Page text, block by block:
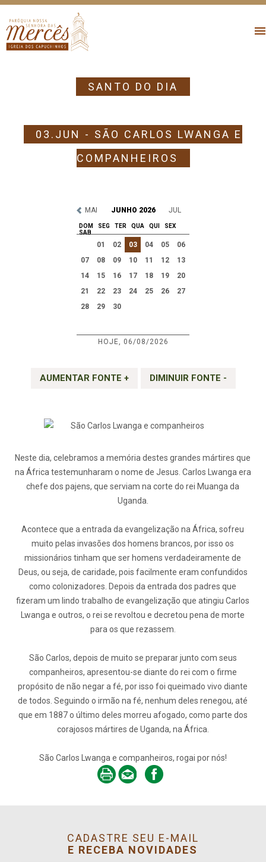
SANTO DO DIA
03.JUN - SÃO CARLOS LWANGA E
COMPANHEIROS
MAI JUNHO 2026 JUL
DOM SEG TER QUA QUI
SEX
SAB
01 02 03 04 05
06
07
08 09 10 11 12
13
14
15 16 17 18 19
20
21
22 23 24 25 26
27
28
29 30
HOJE, 06/08/2026
AUMENTAR FONTE + DIMINUIR FONTE -
Neste dia, celebramos a memória destes grandes mártires que
na África testemunharam o nome de Jesus. Carlos Lwanga era
chefe dos pajens, que serviam na corte do rei Muanga da
Uganda.
Acontece que a entrada da evangelização na África, sofreu
muito pelas invasões dos homens brancos, por isso os
missionários tinham que ser homens verdadeiramente de
Deus, ou seja, de caridade, pois facilmente eram confundidos
como colonizadores. Depois da entrada dos padres que
fizeram um lindo trabalho de evangelização que atingiu Carlos
Lwanga e outros, o rei se revoltou e decretou pena de morte
para os que rezassem.
São Carlos, depois de muito se preparar junto com seus
companheiros, apresentou-se diante do rei com o firme
propósito de não negar a fé, por isso foi queimado vivo diante
de todos. Seguindo o irmão na fé, nenhum deles renegou, até
que em 1887 o último deles morreu afogado, como parte dos
corajosos mártires de Uganda, na África.
São Carlos Lwanga e companheiros, rogai por nós!
CADASTRE SEU E-MAIL
E RECEBA NOVIDADES